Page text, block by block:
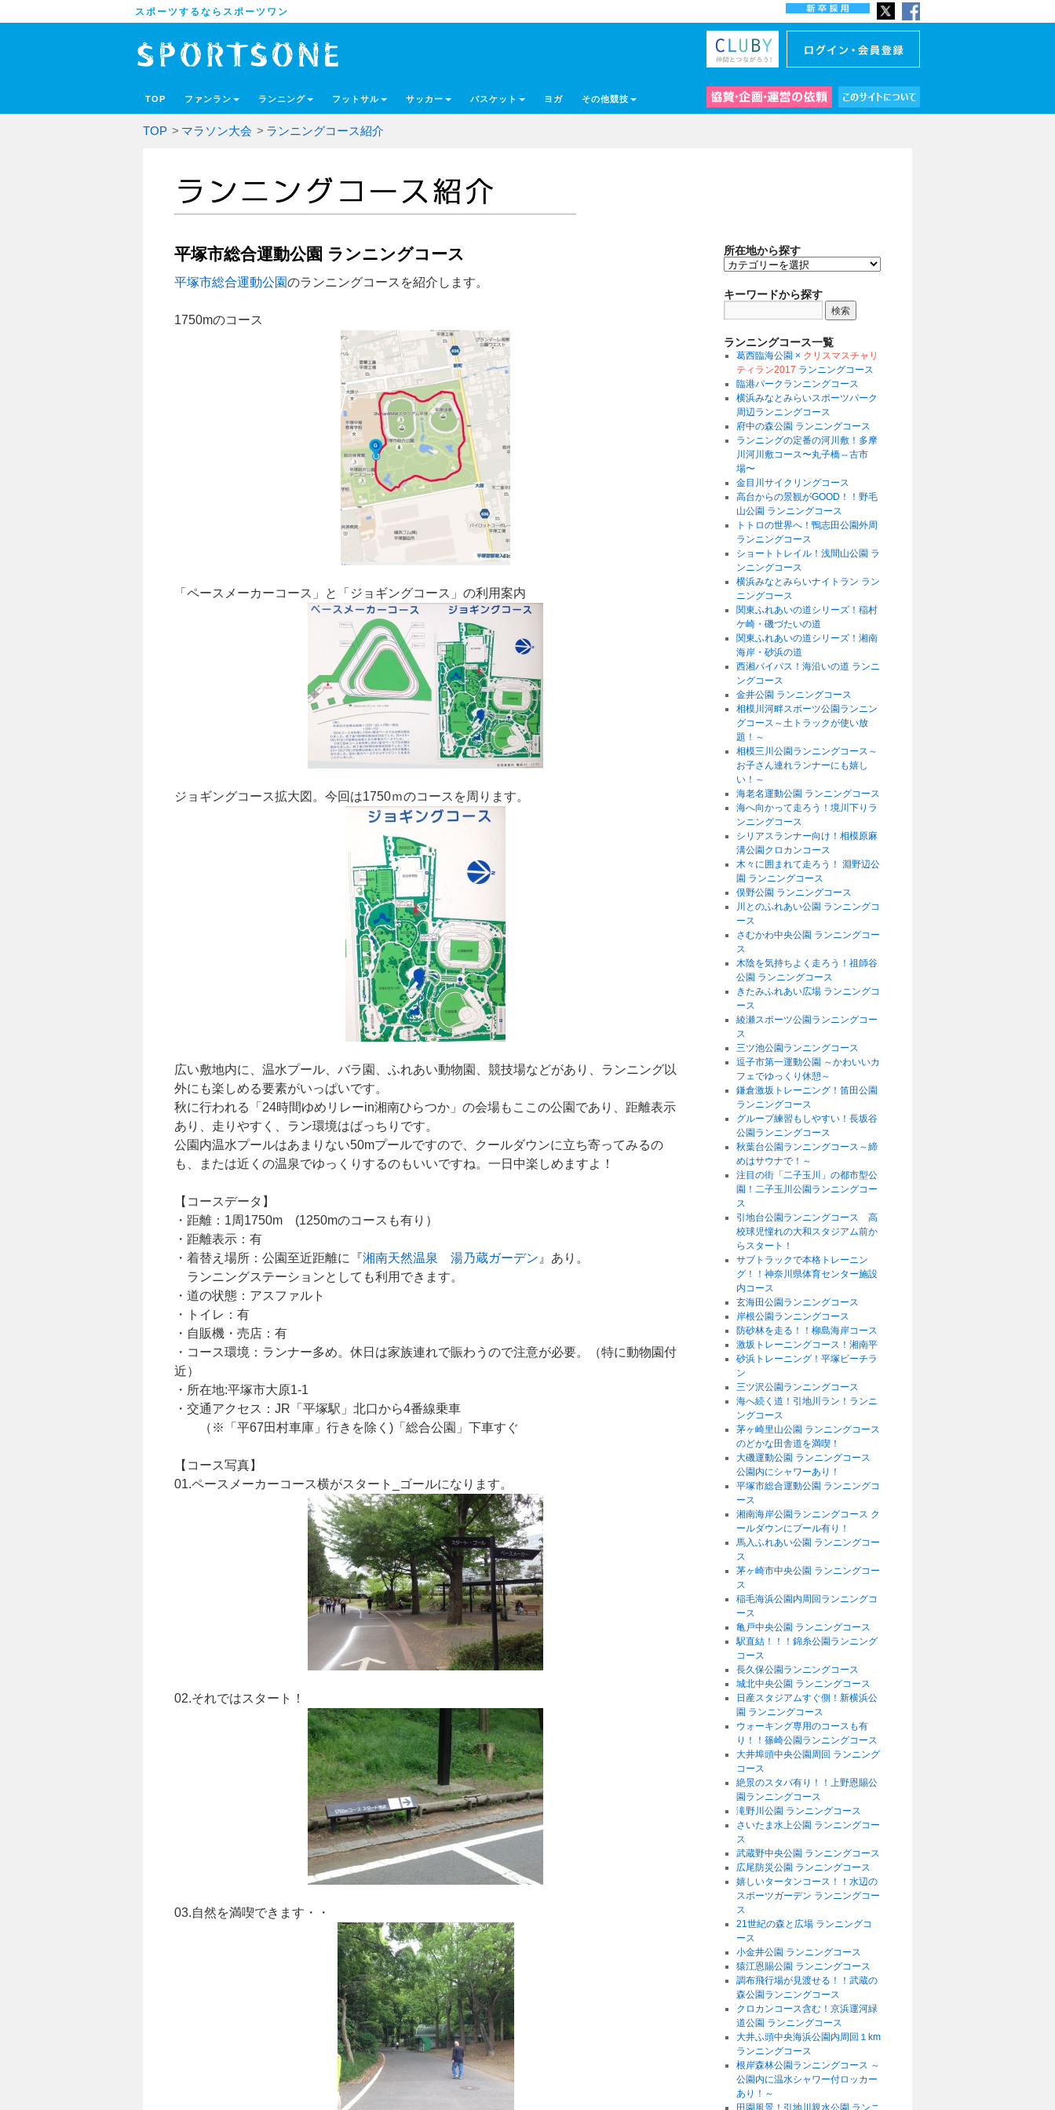
スポーツするならスポーツワン
TOP ファンラン ランニング フットサル サッカー バスケット ヨガ その他競技
TOP > マラソン大会 > ランニングコース紹介
平塚市総合運動公園 ランニングコース
平塚市総合運動公園のランニングコースを紹介します。
1750mのコース
「ペースメーカーコース」と「ジョギングコース」の利用案内
ジョギングコース拡大図。今回は1750ｍのコースを周ります。
広い敷地内に、温水プール、バラ園、ふれあい動物園、競技場などがあり、ランニング以
外にも楽しめる要素がいっぱいです。
秋に行われる「24時間ゆめリレーin湘南ひらつか」の会場もここの公園であり、距離表示
あり、走りやすく、ラン環境はばっちりです。
公園内温水プールはあまりない50mプールですので、クールダウンに立ち寄ってみるの
も、または近くの温泉でゆっくりするのもいいですね。一日中楽しめますよ！
【コースデータ】
・距離：1周1750m (1250mのコースも有り）
・距離表示：有
・着替え場所：公園至近距離に『湘南天然温泉 湯乃蔵ガーデン 』あり。
ランニングステーションとしても利用できます。
・道の状態：アスファルト
・トイレ：有
・自販機・売店：有
・コース環境：ランナー多め。休日は家族連れで賑わうので注意が必要。（特に動物園付
近）
・所在地:平塚市大原1-1
・交通アクセス：JR「平塚駅」北口から4番線乗車
（※「平67田村車庫」行きを除く)「総合公園」下車すぐ
【コース写真】
01.ペースメーカーコース横がスタート_ゴールになります。
02.それではスタート！
03.自然を満喫できます・・
所在地から探す
所
地
ら
す
キーワードから探す
ランニングコース一覧
葛西臨海公園 × クリスマスチャリ
ティラン2017 ランニングコース
臨港パークランニングコース
横浜みなとみらいスポーツパーク
周辺ランニングコース
府中の森公園 ランニングコース
ランニングの定番の河川敷！多摩
川河川敷コース〜丸子橋⇔古市
場〜
金目川サイクリングコース
高台からの景観がGOOD！！野毛
山公園 ランニングコース
トトロの世界へ！鴨志田公園外周
ランニングコース
ショートトレイル！浅間山公園 ラ
ンニングコース
横浜みなとみらいナイトラン ラン
ニングコース
関東ふれあいの道シリーズ！稲村
ケ崎・磯づたいの道
関東ふれあいの道シリーズ！湘南
海岸・砂浜の道
西湘バイパス！海沿いの道 ランニ
ングコース
金井公園 ランニングコース
相模川河畔スポーツ公園ランニン
グコース～土トラックが使い放
題！～
相模三川公園ランニングコース～
お子さん連れランナーにも嬉し
い！～
海老名運動公園 ランニングコース
海へ向かって走ろう！境川下りラ
ンニングコース
シリアスランナー向け！相模原麻
溝公園クロカンコース
木々に囲まれて走ろう！ 淵野辺公
園 ランニングコース
俣野公園 ランニングコース
川とのふれあい公園 ランニングコ
ース
さむかわ中央公園 ランニングコー
ス
木陰を気持ちよく走ろう！祖師谷
公園 ランニングコース
きたみふれあい広場 ランニングコ
ース
綾瀬スポーツ公園ランニングコー
ス
三ツ池公園ランニングコース
逗子市第一運動公園 ～かわいいカ
フェでゆっくり休憩～
鎌倉激坂トレーニング！笛田公園
ランニングコース
グループ練習もしやすい！長坂谷
公園ランニングコース
秋葉台公園ランニングコース～締
めはサウナで！～
注目の街「二子玉川」の都市型公
園！二子玉川公園ランニングコー
ス
引地台公園ランニングコース 高
校球児憧れの大和スタジアム前か
らスタート！
サブトラックで本格トレーニン
グ！！神奈川県体育センター施設
内コース
玄海田公園ランニングコース
岸根公園ランニングコース
防砂林を走る！！柳島海岸コース
激坂トレーニングコース！湘南平
砂浜トレーニング！平塚ビーチラ
ン
三ツ沢公園ランニングコース
海へ続く道！引地川ラン！ランニ
ングコース
茅ヶ崎里山公園 ランニングコース
のどかな田舎道を満喫！
大磯運動公園 ランニングコース
公園内にシャワーあり！
平塚市総合運動公園 ランニングコ
ース
湘南海岸公園ランニングコース ク
ールダウンにプール有り！
馬入ふれあい公園 ランニングコー
ス
茅ヶ崎市中央公園 ランニングコー
ス
稲毛海浜公園内周回ランニングコ
ース
亀戸中央公園 ランニングコース
駅直結！！！錦糸公園ランニング
コース
長久保公園ランニングコース
城北中央公園 ランニングコース
日産スタジアムすぐ側！新横浜公
園 ランニングコース
ウォーキング専用のコースも有
り！！篠崎公園ランニングコース
大井埠頭中央公園周回 ランニング
コース
絶景のスタバ有り！！上野恩賜公
園ランニングコース
滝野川公園 ランニングコース
さいたま水上公園 ランニングコー
ス
武蔵野中央公園 ランニングコース
広尾防災公園 ランニングコース
嬉しいタータンコース！！水辺の
スポーツガーデン ランニングコー
ス
21世紀の森と広場 ランニングコ
ース
小金井公園 ランニングコース
猿江恩賜公園 ランニングコース
調布飛行場が見渡せる！！武蔵の
森公園ランニングコース
クロカンコース含む！京浜運河緑
道公園 ランニングコース
大井ふ頭中央海浜公園内周回１km
ランニングコース
根岸森林公園ランニングコース ～
公園内に温水シャワー付ロッカー
あり！～
田園風景！引地川親水公園 ランニ